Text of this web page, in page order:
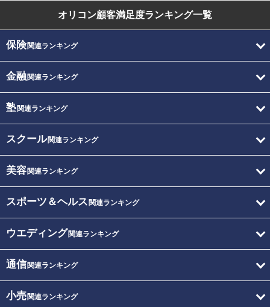
オリコン顧客満足度ランキング一覧
保険関連ランキング
金融関連ランキング
塾関連ランキング
スクール関連ランキング
美容関連ランキング
スポーツ＆ヘルス 関連ランキング
ウエディング関連ランキング
通信関連ランキング
小売関連ランキング